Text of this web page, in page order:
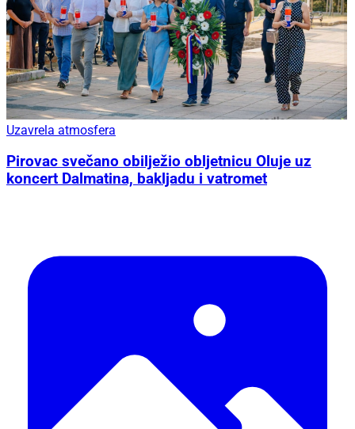
Uzavrela atmosfera
Pirovac svečano obilježio obljetnicu Oluje uz
koncert Dalmatina, bakljadu i vatromet